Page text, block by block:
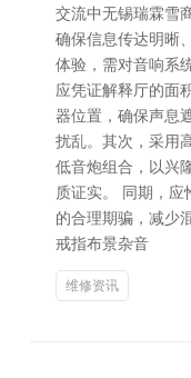
交流中无锡瑞霖雪
确保信息传达明晰
体验，需对音响系
应凭证解释厅的面
器位置，确保声息
扰乱。其次，采用
低音炮组合，以兴
质证实。 同期，
的合理期骗，减少
戒指布景杂音
维修资讯